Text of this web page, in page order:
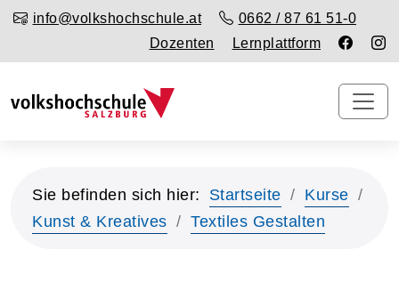
info@volkshochschule.at
0662 / 87 61 51-0
Dozenten
Lernplattform
Sie befinden sich hier: Startseite
Kurse
Kunst & Kreatives
Textiles Gestalten